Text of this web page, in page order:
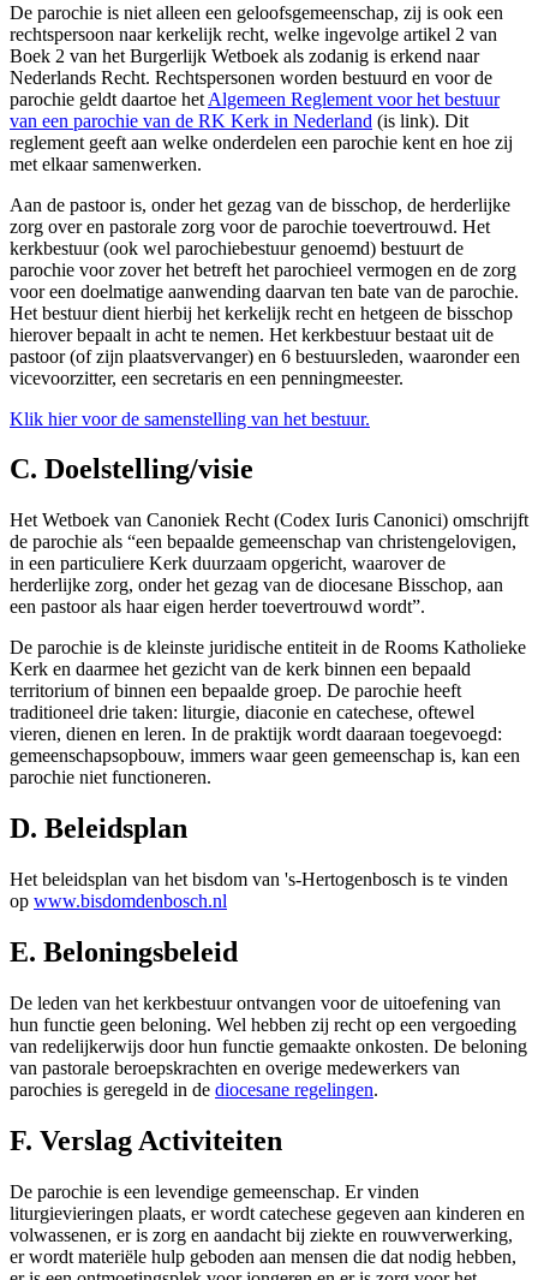
De parochie is niet alleen een geloofsgemeenschap, zij is ook een
rechtspersoon naar kerkelijk recht, welke ingevolge artikel 2 van
Boek 2 van het Burgerlijk Wetboek als zodanig is erkend naar
Nederlands Recht. Rechtspersonen worden bestuurd en voor de
parochie geldt daartoe het Algemeen Reglement voor het bestuur
van een parochie van de RK Kerk in Nederland (is link). Dit
reglement geeft aan welke onderdelen een parochie kent en hoe zij
met elkaar samenwerken.
Aan de pastoor is, onder het gezag van de bisschop, de herderlijke
zorg over en pastorale zorg voor de parochie toevertrouwd. Het
kerkbestuur (ook wel parochiebestuur genoemd) bestuurt de
parochie voor zover het betreft het parochieel vermogen en de zorg
voor een doelmatige aanwending daarvan ten bate van de parochie.
Het bestuur dient hierbij het kerkelijk recht en hetgeen de bisschop
hierover bepaalt in acht te nemen. Het kerkbestuur bestaat uit de
pastoor (of zijn plaatsvervanger) en 6 bestuursleden, waaronder een
vicevoorzitter, een secretaris en een penningmeester.
Klik hier voor de samenstelling van het bestuur.
C. Doelstelling/visie
Het Wetboek van Canoniek Recht (Codex Iuris Canonici) omschrijft
de parochie als “een bepaalde gemeenschap van christengelovigen,
in een particuliere Kerk duurzaam opgericht, waarover de
herderlijke zorg, onder het gezag van de diocesane Bisschop, aan
een pastoor als haar eigen herder toevertrouwd wordt”.
De parochie is de kleinste juridische entiteit in de Rooms Katholieke
Kerk en daarmee het gezicht van de kerk binnen een bepaald
territorium of binnen een bepaalde groep. De parochie heeft
traditioneel drie taken: liturgie, diaconie en catechese, oftewel
vieren, dienen en leren. In de praktijk wordt daaraan toegevoegd:
gemeenschapsopbouw, immers waar geen gemeenschap is, kan een
parochie niet functioneren.
D. Beleidsplan
Het beleidsplan van het bisdom van 's-Hertogenbosch is te vinden
op www.bisdomdenbosch.nl
E. Beloningsbeleid
De leden van het kerkbestuur ontvangen voor de uitoefening van
hun functie geen beloning. Wel hebben zij recht op een vergoeding
van redelijkerwijs door hun functie gemaakte onkosten. De beloning
van pastorale beroepskrachten en overige medewerkers van
parochies is geregeld in de diocesane regelingen.
F. Verslag Activiteiten
De parochie is een levendige gemeenschap. Er vinden
liturgievieringen plaats, er wordt catechese gegeven aan kinderen en
volwassenen, er is zorg en aandacht bij ziekte en rouwverwerking,
er wordt materiële hulp geboden aan mensen die dat nodig hebben,